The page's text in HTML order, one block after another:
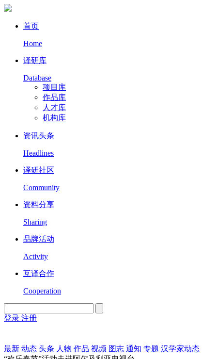
首页
Home
译研库
Database
项目库
作品库
人才库
机构库
资讯头条
Headlines
译研社区
Community
资料分享
Sharing
品牌活动
Activity
互译合作
Cooperation
登录 注册
最新 动态 头条 人物 作品 视频 图志 通知 专题 汉学家动态